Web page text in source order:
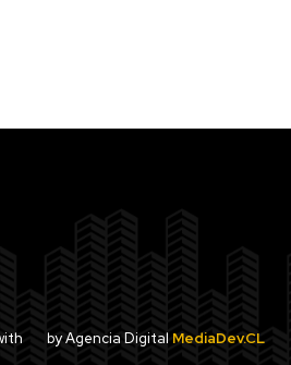
by Agencia Digital MediaDev.CL